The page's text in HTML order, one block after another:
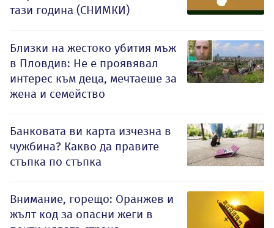
тази година (СНИМКИ)
Близки на жестоко убития мъж
в Пловдив: Не е проявявал
интерес към деца, мечтаеше за
жена и семейство
Банковата ви карта изчезна в
чужбина? Какво да правите
стъпка по стъпка
Внимание, горещо: Оранжев и
жълт код за опасни жеги в